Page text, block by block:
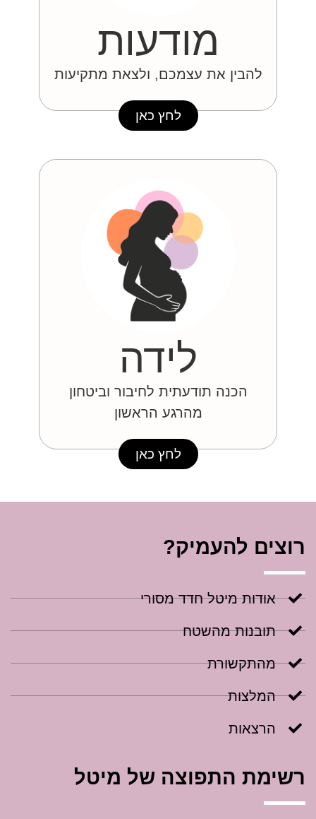
מודעות
להבין את עצמכם, ולצאת מתקיעות
לחץ כאן
לידה
הכנה תודעתית לחיבור וביטחון
מהרגע הראשון
לחץ כאן
רוצים להעמיק?
אודות מיטל חדד מסורי
תובנות מהשטח
מהתקשורת
המלצות
הרצאות
רשימת התפוצה של מיטל